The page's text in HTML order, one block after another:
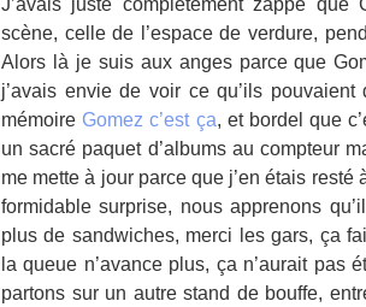
scène, celle de l’espace de verdure,
Alors là je suis aux anges parce que
j’avais envie de voir ce qu’ils
mémoire Gomez c’est ça, et bordel que
un sacré paquet d’albums au compteur
me mette à jour parce que j’en étais resté
formidable surprise, nous apprenons
plus de sandwiches, merci les gars, ça
la queue n’avance plus, ça n’aurait pas
partons sur un autre stand de bouffe,